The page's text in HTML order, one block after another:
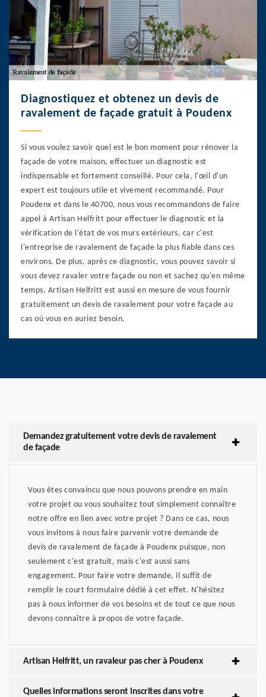
Diagnostiquez et obtenez un devis de
ravalement de façade gratuit à Poudenx
Si vous voulez savoir quel est le bon moment pour rénover la
façade de votre maison, effectuer un diagnostic est
indispensable et fortement conseillé. Pour cela, l'œil d'un
expert est toujours utile et vivement recommandé. Pour
Poudenx et dans le 40700, nous vous recommandons de faire
appel à Artisan Helfritt pour effectuer le diagnostic et la
vérification de l'état de vos murs extérieurs, car c'est
l'entreprise de ravalement de façade la plus fiable dans ces
environs. De plus, après ce diagnostic, vous pouvez savoir si
vous devez ravaler votre façade ou non et sachez qu'en même
temps, Artisan Helfritt est aussi en mesure de vous fournir
gratuitement un devis de ravalement pour votre façade au
cas où vous en auriez besoin.
Demandez gratuitement votre devis de ravalement
de façade
Vous êtes convaincu que nous pouvons prendre en main
votre projet ou vous souhaitez tout simplement connaître
notre offre en lien avec votre projet ? Dans ce cas, nous
vous invitons à nous faire parvenir votre demande de
devis de ravalement de façade à Poudenx puisque, non
seulement c'est gratuit, mais c'est aussi sans
engagement. Pour faire votre demande, il suffit de
remplir le court formulaire dédié à cet effet. N'hésitez
pas à nous informer de vos besoins et de tout ce que nous
devons connaître à propos de votre façade.
Artisan Helfritt, un ravaleur pas cher à Poudenx
Quelles informations seront inscrites dans votre